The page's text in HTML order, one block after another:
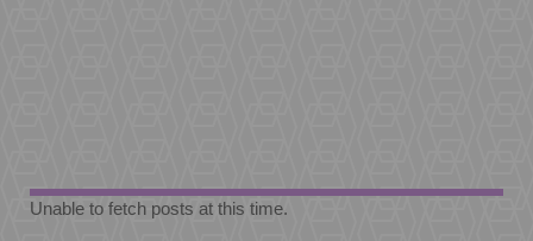
Unable to fetch posts at this time.